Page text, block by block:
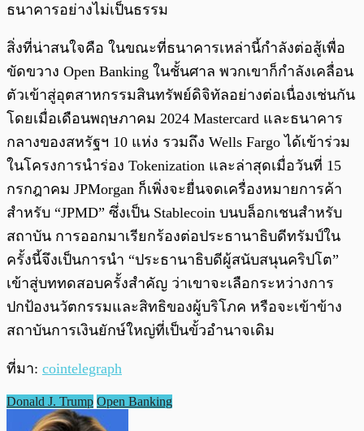
ธนาคารอย่างไม่เป็นธรรม
สิ่งที่น่าสนใจคือ ในขณะที่ธนาคารเหล่านี้กำลังต่อสู้เพื่อ
ขัดขวาง Open Banking ในชั้นศาล พวกเขาก็กำลังเคลื่อน
ตัวเข้าสู่อุตสาหกรรมสินทรัพย์ดิจิทัลอย่างต่อเนื่องเช่นกัน
โดยเมื่อเดือนพฤษภาคม 2024 Mastercard และธนาคาร
กลางของสหรัฐฯ 10 แห่ง รวมถึง Wells Fargo ได้เข้าร่วม
ในโครงการนำร่อง Tokenization และล่าสุดเมื่อวันที่ 15
กรกฎาคม JPMorgan ก็เพิ่งจะยื่นจดเครื่องหมายการค้า
สำหรับ “JPMD” ซึ่งเป็น Stablecoin บนบล็อกเชนสำหรับ
สถาบัน การออกมาเรียกร้องต่อประธานาธิบดีทรัมป์ใน
ครั้งนี้จึงเป็นการนำ “ประธานาธิบดีผู้สนับสนุนคริปโต”
เข้าสู่บททดสอบครั้งสำคัญ ว่าเขาจะเลือกระหว่างการ
ปกป้องนวัตกรรมและสิทธิของผู้บริโภค หรือจะเข้าข้าง
สถาบันการเงินยักษ์ใหญ่ที่เป็นขั้วอำนาจเดิม
ที่มา: cointelegraph
Donald J. Trump Open Banking